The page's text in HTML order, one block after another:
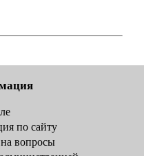
по сайту
вопросы